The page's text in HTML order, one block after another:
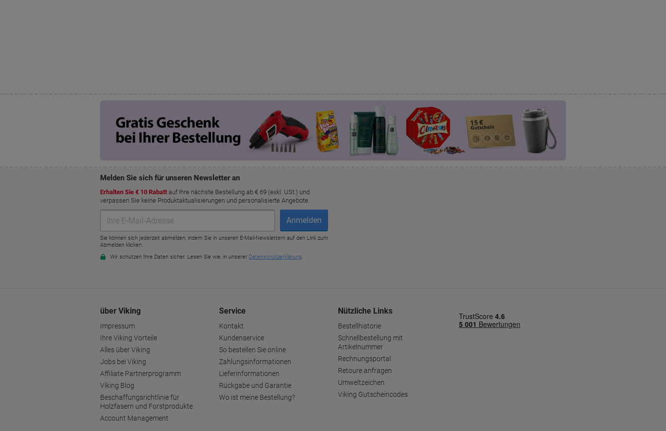
über Viking
Impressum
Ihre Viking Vorteile
Alles über Viking
Jobs bei Viking
Affiliate Partnerprogramm
Viking Blog
Beschaffungsrichtlinie für
Holzfasern und Forstprodukte
Account Management
Service
Kontakt
Kundenservice
So bestellen Sie online
Zahlungsinformationen
Lieferinformationen
Rückgabe und Garantie
Wo ist meine Bestellung?
Nützliche Links
Bestellhistorie
Schnellbestellung mit
Artikelnummer
Rechnungsportal
Retoure anfragen
Umweltzeichen
Viking Gutscheincodes